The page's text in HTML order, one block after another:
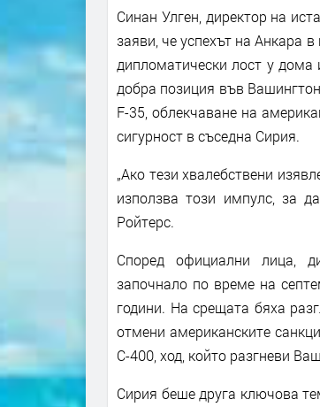
Синан Улген, директор на
заяви, че успехът на Анкара
дипломатически лост у дома
добра позиция във
F-35, облекчаване на
сигурност в съседна Сирия.
„Ако тези хвалебствени
използва този импулс, за
Ройтерс.
Според официални лица,
започнало по време на
години. На срещата бяха
отмени американските
С-400, ход, който разгневи
Сирия беше друга ключова